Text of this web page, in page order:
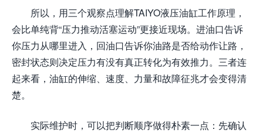
所以，用三个观察点理解TAIYO液压油缸工作原理，
会比单纯背“压力推动活塞运动”更接近现场。进油口告诉
你压力从哪里进入，回油口告诉你油路是否给动作让路，
密封状态则决定压力有没有真正转化为有效推力。三者连
起来看，油缸的伸缩、速度、力量和故障征兆才会变得清
楚。
实际维护时，可以把判断顺序做得朴素一点：先确认